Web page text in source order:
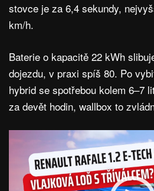
stovce je za 6,4 sekundy,
km/h.
Baterie o kapacitě 22 kWh
dojezdu, v praxi spíš 80. Po
hybrid se spotřebou kolem 6–7
za devět hodin, wallbox to